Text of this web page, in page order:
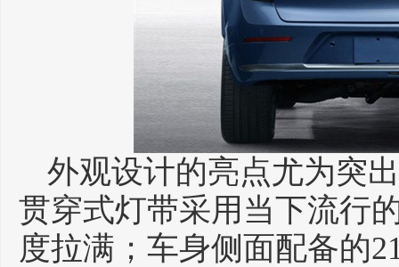
外观设计的亮点尤为突
贯穿式灯带采用当下流行
度拉满；车身侧面配备的